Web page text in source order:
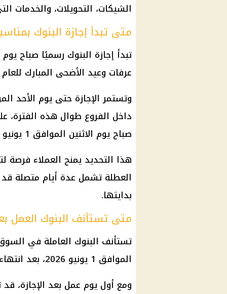
الشيكات، التحويلات، والخدمات
متى تبدأ إجازة البنوك
تبدأ إجازة البنوك رسميًا صباح يوم
عرفات وعيد الأضحى المبارك للعام
وتستمر الإجازة حتى يوم الأحد
داخل الفروع طوال هذه الفترة،
صباح يوم الاثنين الموافق 1 يونيو 2026.
هذا التحديد يمنح العملاء فرصة
العطلة تشمل عدة أيام متصلة قد
بدايتها.
متى تستأنف البنوك العمل
تستأنف البنوك العاملة في
الموافق 1 يونيو 2026، بعد انتهاء
ومع أول يوم عمل بعد الإجازة، قد